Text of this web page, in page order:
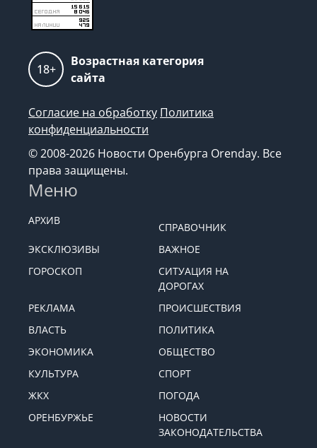
18+
Возрастная категория
сайта
Согласие на обработку Политика
конфиденциальности
© 2008-2026 Новости Оренбурга Orenday. Все
права защищены.
Меню
АРХИВ
СПРАВОЧНИК
ЭКСКЛЮЗИВЫ
ВАЖНОЕ
ГОРОСКОП
СИТУАЦИЯ НА
ДОРОГАХ
РЕКЛАМА
ПРОИСШЕСТВИЯ
ВЛАСТЬ
ПОЛИТИКА
ЭКОНОМИКА
ОБЩЕСТВО
КУЛЬТУРА
СПОРТ
ЖКХ
ПОГОДА
ОРЕНБУРЖЬЕ
НОВОСТИ
ЗАКОНОДАТЕЛЬСТВА